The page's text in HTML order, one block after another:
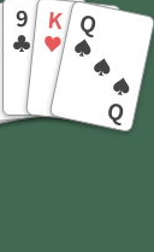
Q
♦♦
J
9
♣ ♣♣
K
♥
♥
♥
Q
♠
♠
♠
Q